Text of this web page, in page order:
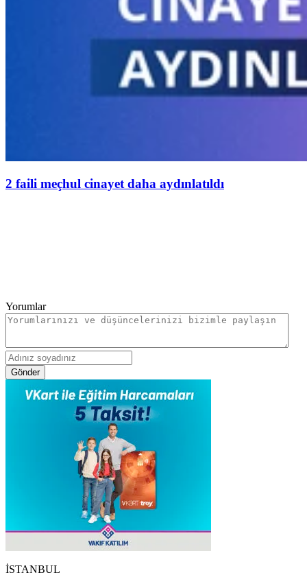
2 faili meçhul cinayet daha aydınlatıldı
Yorumlar
Gönder
İSTANBUL